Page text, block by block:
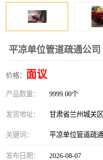
平凉单位管道疏通公
价格： 面议
产品数量： 9999.00个
发货地址： 甘肃省兰州城关区
关键词： 平凉单位管道疏
发布日期： 2026-08-07